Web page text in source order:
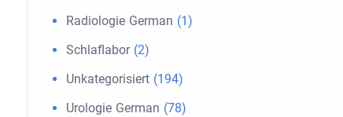
Radiologie German (1)
Schlaflabor(2)
Unkategorisiert (194)
Urologie German (78)